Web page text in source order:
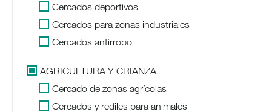
Cercados deportivos
Cercados para zonas industriales
Cercados antirrobo
AGRICULTURA Y CRIANZA
Cercado de zonas agrícolas
Cercados y rediles para animales